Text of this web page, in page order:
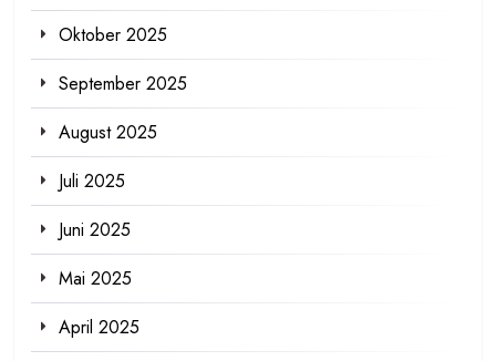
Oktober 2025
September 2025
August 2025
Juli 2025
Juni 2025
Mai 2025
April 2025